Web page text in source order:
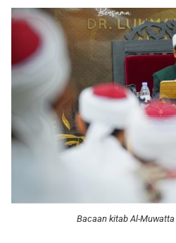
Bacaan kitab Al-Muwatta